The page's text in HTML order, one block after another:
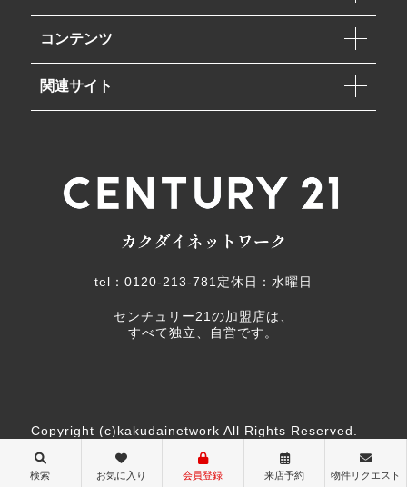
検索 お気に入り 会員登録 来店予約 物件リクエスト
コンテンツ
関連サイト
tel：0120-213-781 定休日：水曜日
センチュリー21の加盟店は、
すべて独立、自営です。
Copyright (c)kakudainetwork All Rights Reserved.